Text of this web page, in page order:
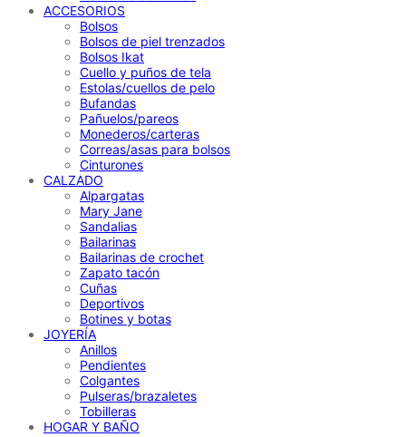
ACCESORIOS
Bolsos
Bolsos de piel trenzados
Bolsos Ikat
Cuello y puños de tela
Estolas/cuellos de pelo
Bufandas
Pañuelos/pareos
Monederos/carteras
Correas/asas para bolsos
Cinturones
CALZADO
Alpargatas
Mary Jane
Sandalias
Bailarinas
Bailarinas de crochet
Zapato tacón
Cuñas
Deportivos
Botines y botas
JOYERÍA
Anillos
Pendientes
Colgantes
Pulseras/brazaletes
Tobilleras
HOGAR Y BAÑO